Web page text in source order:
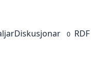
Diskusjonar 0 RDF